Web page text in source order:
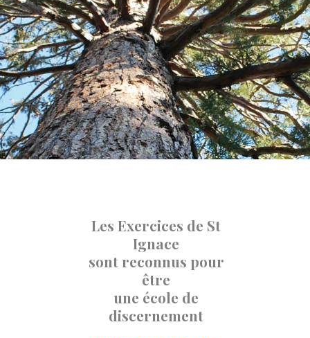
Les Exercices de St
Ignace
sont reconnus pour
être
une école de
discernement